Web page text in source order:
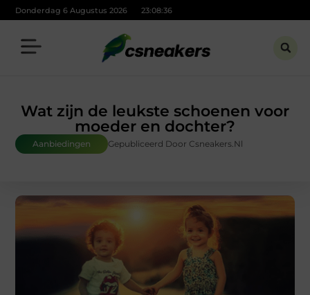
Donderdag 6 Augustus 2026 23:08:37
Wat zijn de leukste schoenen voor
moeder en dochter?
Aanbiedingen Gepubliceerd Door Csneakers.nl